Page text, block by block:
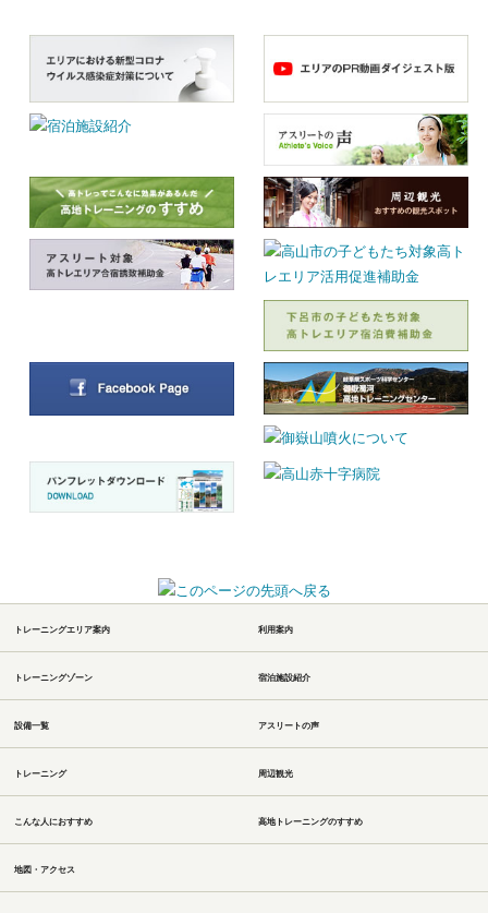
トレーニングエリア案内
トレーニングゾーン
設備一覧
トレーニング
こんな人におすすめ
地図・アクセス
利用案内
宿泊施設紹介
アスリートの声
周辺観光
高地トレーニングのすすめ